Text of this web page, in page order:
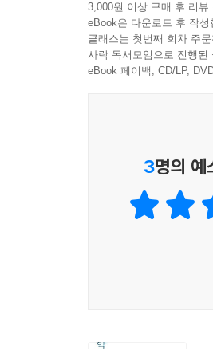
생태계 파괴와 사회적
반역의 선봉에 선 과학
그는 자신의 생생한 경
유전공학·우주식민화
▼ 책의 내용
들려준다. 물리학뿐
3,000원 이상 구매 후 리뷰
eBook은 다운로드 후 작
클래스는 첫번째 회차 주
사락 독서모임으로 진행
eBook 페이백, CD/LP,
3명의 예